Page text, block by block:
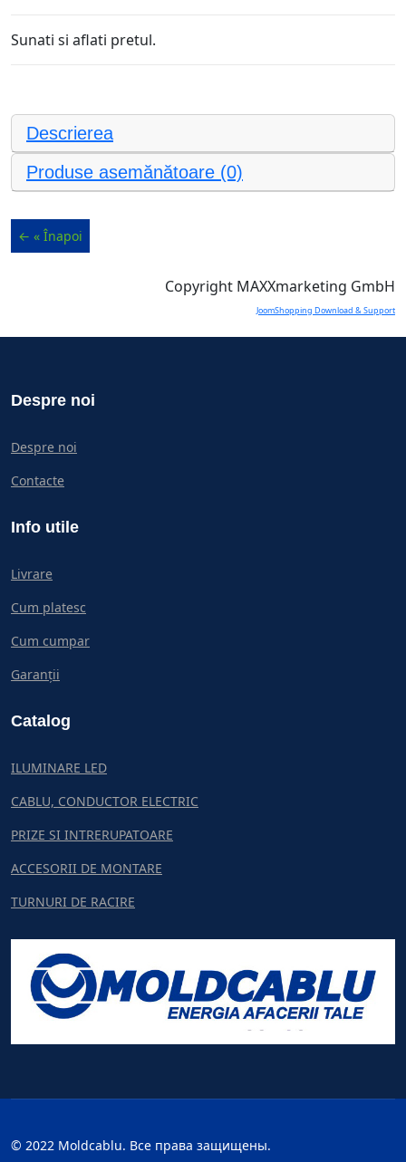
Sunati si aflati pretul.
Descrierea
Produse asemănătoare (0)
Copyright MAXXmarketing GmbH
JoomShopping Download & Support
Despre noi
Despre noi
Contacte
Info utile
Livrare
Cum platesc
Cum cumpar
Garanții
Catalog
ILUMINARE LED
CABLU, CONDUCTOR ELECTRIC
PRIZE SI INTRERUPATOARE
ACCESORII DE MONTARE
TURNURI DE RACIRE
© 2022 Moldcablu. Все права защищены.